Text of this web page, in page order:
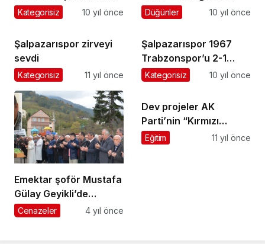
ediyor
Kategorisiz 10 yıl önce
evlendi
Düğünler 10 yıl önce
Şalpazarıspor zirveyi
sevdi
Kategorisiz 11 yıl önce
Şalpazarıspor 1967
Trabzonspor’u 2-1
yendi
Kategorisiz 10 yıl önce
Emektar şoför Mustafa
Gülay Geyikli’de
ebediyete uğurlandı
Cenazeler 4 yıl önce
Dev projeler AK
Parti’nin “Kırmızı
Kitabı” na girdi
Eğitim 11 yıl önce